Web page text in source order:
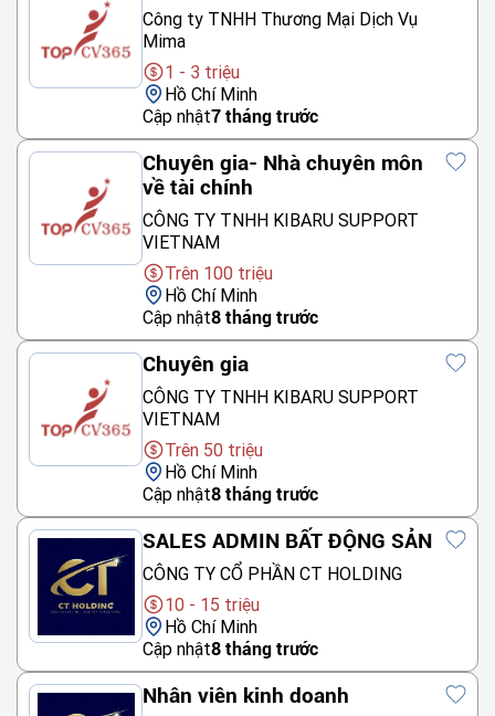
Công ty TNHH Thương Mại Dịch Vụ
Mima
1 - 3 triệu
Hồ Chí Minh
Cập nhật7 tháng trước
Chuyên gia- Nhà chuyên môn
về tài chính
CÔNG TY TNHH KIBARU SUPPORT
VIETNAM
Trên 100 triệu
Hồ Chí Minh
Cập nhật8 tháng trước
Chuyên gia
CÔNG TY TNHH KIBARU SUPPORT
VIETNAM
Trên 50 triệu
Hồ Chí Minh
Cập nhật8 tháng trước
SALES ADMIN BẤT ĐỘNG SẢN
CÔNG TY CỔ PHẦN CT HOLDING
10 - 15 triệu
Hồ Chí Minh
Cập nhật8 tháng trước
Nhân viên kinh doanh